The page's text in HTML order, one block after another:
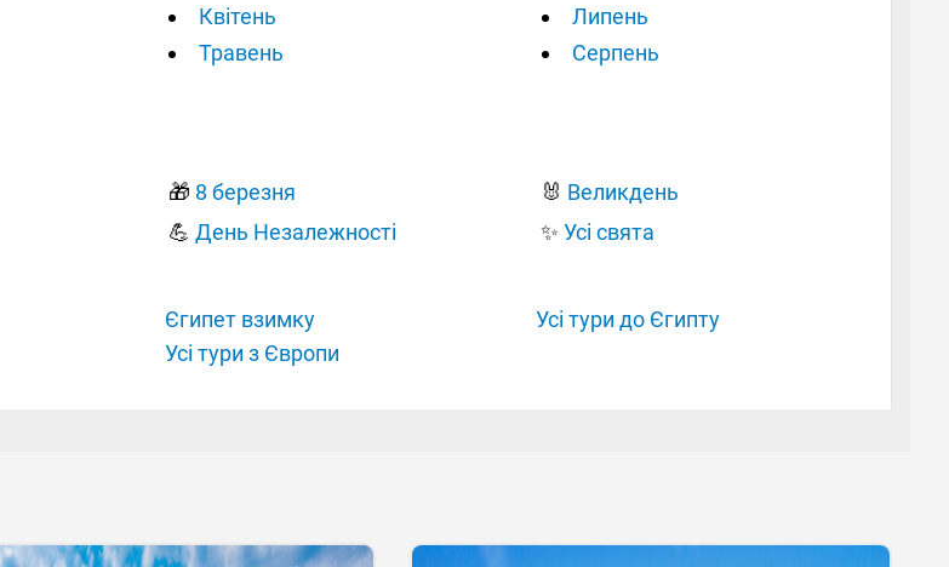
Квітень
Травень
Липень
Серпень
🎁 8 березня 🐰 Великдень
💪 День Незалежності ✨ Усі свята
Єгипет взимку
Усі тури до Єгипту
Усі тури з Європи